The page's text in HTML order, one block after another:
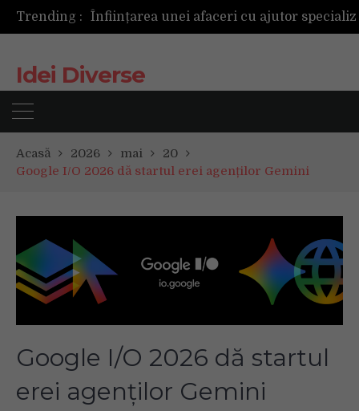
Trending :
Idei Diverse
Acasă 2026 mai
20
Google I/O 2026 dă startul erei agenților Gemini
Google I/O 2026 dă startul
erei agenților Gemini